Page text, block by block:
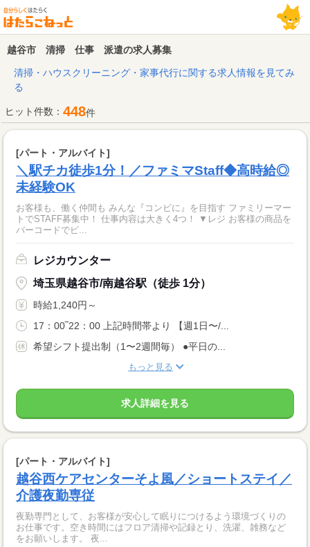
越谷市 清掃 仕事 派遣の求人募集
清掃・ハウスクリーニング・家事代行に関する求人情報を見てみ
る
ヒット件数： 448件
[パート・アルバイト]
＼駅チカ徒歩1分！／ファミマStaff◆高時給◎
未経験OK
お客様も、働く仲間も みんな『コンビに』を目指す ファミリーマー
トでSTAFF募集中！ 仕事内容は大きく4つ！ ▼レジ お客様の商品を
バーコードでピ...
レジカウンター
埼玉県越谷市/南越谷駅（徒歩 1分）
時給1,240円～
17：00‾22：00 上記時間帯より 【週1日〜/...
希望シフト提出制（1〜2週間毎） ●平日の...
もっと見る
求人詳細を見る
[パート・アルバイト]
越谷西ケアセンターそよ風／ショートステイ／
介護夜勤専従
夜勤専門として、お客様が安心して眠りにつけるよう環境づくりの
お仕事です。空き時間にはフロア清掃や記録とり、洗濯、雑務など
をお願いします。 夜...